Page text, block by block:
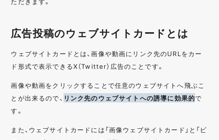
広告投稿のウェブサイトカードとは
ウェブサイトカードとは、画像や動画にリンク先のURLをカー
ド形式で表示できるX（Twitter）広告のことです。
画像や動画をクリックすることで任意のウェブサイトへ飛ぶこ
とが出来るので、 リンク先のウェブサイトへの誘導に効果的で
す。
また、ウェブサイトカードには「画像ウェブサイトカード」と「ビ